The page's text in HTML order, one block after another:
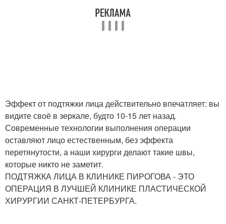
Эффект от подтяжки лица действительно впечатляет: вы
видите своё в зеркале, будто 10-15 лет назад.
Современные технологии выполнения операции
оставляют лицо естественным, без эффекта
перетянутости, а наши хирурги делают такие швы,
которые никто не заметит.
ПОДТЯЖКА ЛИЦА В КЛИНИКЕ ПИРОГОВА - ЭТО
ОПЕРАЦИЯ В ЛУЧШЕЙ КЛИНИКЕ ПЛАСТИЧЕСКОЙ
ХИРУРГИИ САНКТ‑ПЕТЕРБУРГА.